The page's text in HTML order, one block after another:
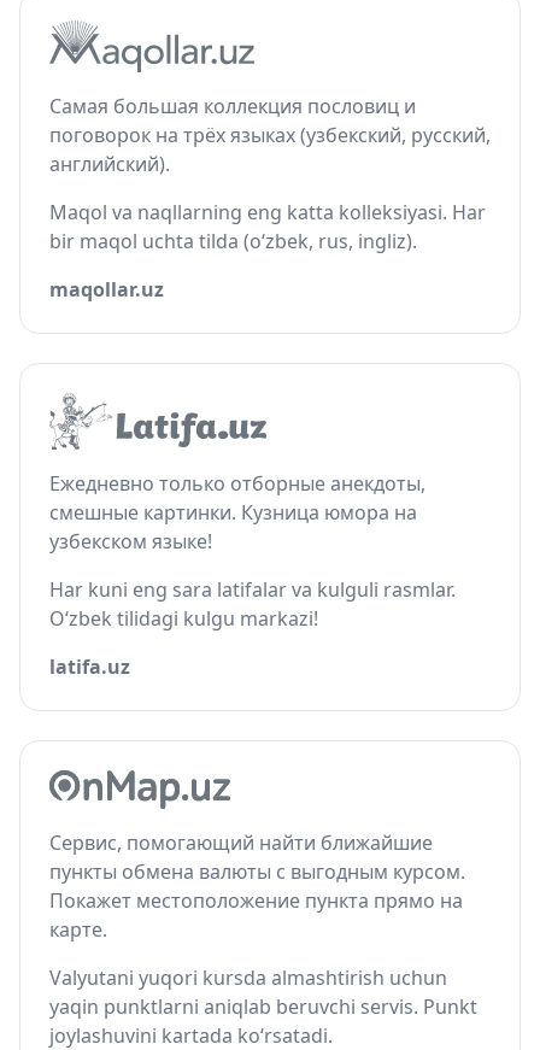
Самая большая коллекция пословиц и
поговорок на трёх языках (узбекский, русский,
английский).
Maqol va naqllarning eng katta kolleksiyasi. Har
bir maqol uchta tilda (o‘zbek, rus, ingliz).
maqollar.uz
Ежедневно только отборные анекдоты,
смешные картинки. Кузница юмора на
узбекском языке!
Har kuni eng sara latifalar va kulguli rasmlar.
O‘zbek tilidagi kulgu markazi!
latifa.uz
Сервис, помогающий найти ближайшие
пункты обмена валюты с выгодным курсом.
Покажет местоположение пункта прямо на
карте.
Valyutani yuqori kursda almashtirish uchun
yaqin punktlarni aniqlab beruvchi servis. Punkt
joylashuvini kartada ko‘rsatadi.